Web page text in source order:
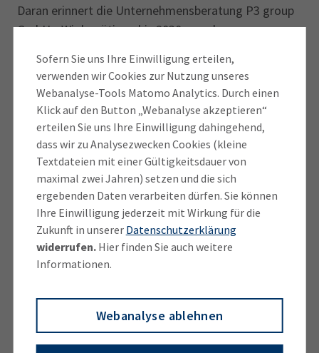
Sofern Sie uns Ihre Einwilligung erteilen,
verwenden wir Cookies zur Nutzung unseres
Webanalyse-Tools Matomo Analytics. Durch einen
Klick auf den Button „Webanalyse akzeptieren“
erteilen Sie uns Ihre Einwilligung dahingehend,
dass wir zu Analysezwecken Cookies (kleine
Textdateien mit einer Gültigkeitsdauer von
maximal zwei Jahren) setzen und die sich
ergebenden Daten verarbeiten dürfen. Sie können
Ihre Einwilligung jederzeit mit Wirkung für die
Zukunft in unserer Datenschutzerklärung
widerrufen.Hier finden Sie auch weitere
Informationen.
Webanalyse ablehnen
Daran erinnert die Unternehmensberatung P3 group
GmbH. „Wir benötigen bis 2030 messbare
der Standardisierung von Betriebszonen und
Leitstellenarchitekturen sowie einen verbindlichen
Governance- und Finanzierungsrahmen, der
Kommunen und Industrie langfristige
Planungssicherheit gibt“, fasstMarius Müller
Consultant von P3 in München, zusammen.
Einen wichtigen Beitrag kann die Deutsche Bahn
leisten, die Mitglied des MZM ist. Der Konzern fährt
auch Busse und bietet zahlreiche Linienverkehre im
Münchner Verkehrsverbund (MVV) an, dem ab 2026
2017 hat das Tochterunternehmen DB Regio in
mehreren Regionen Erfahrungen mit autonomen
Bus- und On-Demand-Verkehren gesammelt. Im